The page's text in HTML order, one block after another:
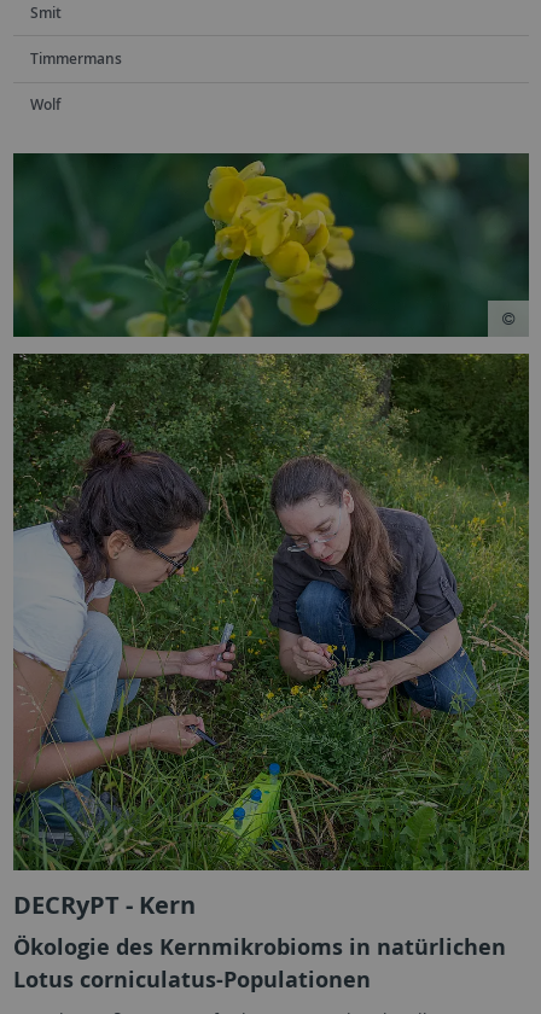
Smit
Timmermans
Wolf
DECRyPT - Kern
Ökologie des Kernmikrobioms in natürlichen
Lotus corniculatus-Populationen